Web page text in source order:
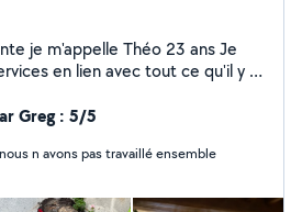
je m'appelle Théo 23 ans Je
en lien avec tout ce qu'il y a
élagage abattage, taille
etc.
Greg : 5/5
n avons pas travaillé ensemble